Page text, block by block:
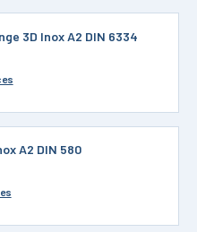
3D Inox A2 DIN 6334
A2 DIN 580